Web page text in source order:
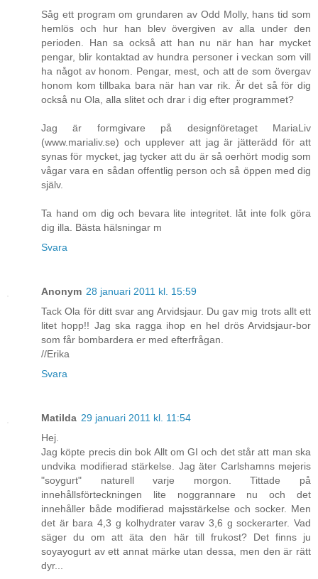
Såg ett program om grundaren av Odd Molly, hans tid som
hemlös och hur han blev övergiven av alla under den
perioden. Han sa också att han nu när han har mycket
pengar, blir kontaktad av hundra personer i veckan som vill
ha något av honom. Pengar, mest, och att de som övergav
honom kom tillbaka bara när han var rik. Är det så för dig
också nu Ola, alla slitet och drar i dig efter programmet?
Jag är formgivare på designföretaget MariaLiv
(www.marialiv.se) och upplever att jag är jätterädd för att
synas för mycket, jag tycker att du är så oerhört modig som
vågar vara en sådan offentlig person och så öppen med dig
själv.
Ta hand om dig och bevara lite integritet. låt inte folk göra
dig illa. Bästa hälsningar m
Svara
Anonym 28 januari 2011 kl. 15:59
Tack Ola för ditt svar ang Arvidsjaur. Du gav mig trots allt ett
litet hopp!! Jag ska ragga ihop en hel drös Arvidsjaur-bor
som får bombardera er med efterfrågan.
//Erika
Svara
Matilda 29 januari 2011 kl. 11:54
Hej.
Jag köpte precis din bok Allt om GI och det står att man ska
undvika modifierad stärkelse. Jag äter Carlshamns mejeris
"soygurt" naturell varje morgon. Tittade på
innehållsförteckningen lite noggrannare nu och det
innehåller både modifierad majsstärkelse och socker. Men
det är bara 4,3 g kolhydrater varav 3,6 g sockerarter. Vad
säger du om att äta den här till frukost? Det finns ju
soyayogurt av ett annat märke utan dessa, men den är rätt
dyr...